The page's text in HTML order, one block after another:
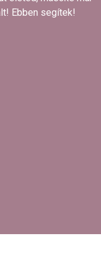
Ebben segítek!